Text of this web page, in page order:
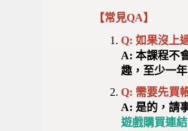
【常見QA】
Q: 如果沒上
A:本課程不
趣，至少一
Q: 需要先買
A: 是的，請
遊戲購買連結